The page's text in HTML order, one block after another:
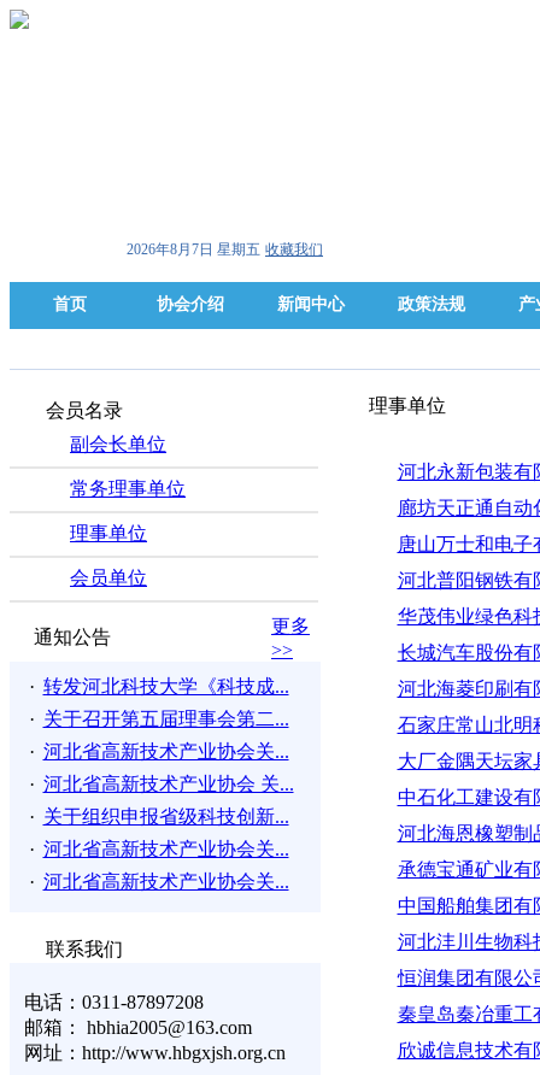
2026年8月7日 星期五 收藏我们
首页 协会介绍 新闻中心 政策法规 产
会员名录
副会长单位
常务理事单位
理事单位
会员单位
通知公告
更多
>>
· 转发河北科技大学《科技成...
· 关于召开第五届理事会第二...
· 河北省高新技术产业协会关...
· 河北省高新技术产业协会 关...
· 关于组织申报省级科技创新...
· 河北省高新技术产业协会关...
· 河北省高新技术产业协会关...
联系我们
电话：0311-87897208
邮箱： hbhia2005@163.com
网址：http://www.hbgxjsh.org.cn
理事单位
河北永新包装有
廊坊天正通自动
唐山万士和电子
河北普阳钢铁有
华茂伟业绿色科
长城汽车股份有
河北海菱印刷有
石家庄常山北明
大厂金隅天坛家
中石化工建设有
河北海恩橡塑制
承德宝通矿业有
中国船舶集团有
河北沣川生物科
恒润集团有限公
秦皇岛秦冶重工
欣诚信息技术有